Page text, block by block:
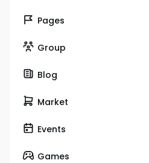
Pages
Group
Blog
Market
Events
Games